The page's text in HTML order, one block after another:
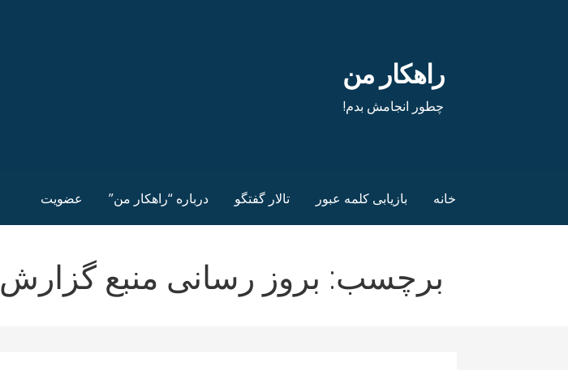
راهکار من
چطور انجامش بدم!
خانه بازیابی کلمه عبور تالار گفتگو درباره “راهکار من” عضویت
برچسب: بروز رسانی منبع گزارشPivotTable